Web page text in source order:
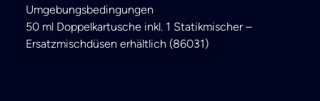
Umgebungsbedingungen
50 ml Doppelkartusche inkl. 1 Statikmischer –
Ersatzmischdüsen erhältlich (86031)